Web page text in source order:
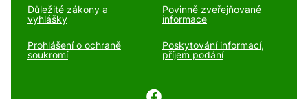
Důležité zákony a
vyhlášky
Povinně zveřejňované
informace
Prohlášení o ochraně
soukromí
Poskytování informací,
příjem podání